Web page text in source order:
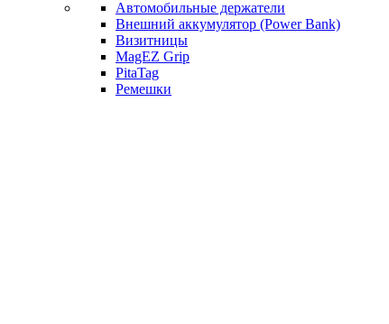
Автомобильные держатели
Внешний аккумулятор (Power Bank)
Визитницы
MagEZ Grip
PitaTag
Ремешки